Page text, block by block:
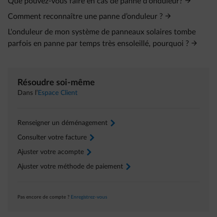
Comment reconnaître une panne d’onduleur ?
L'onduleur de mon système de panneaux solaires tombe
parfois en panne par temps très ensoleillé, pourquoi ?
Résoudre soi-même
Dans l’ Espace Client
Renseigner un déménagement arrow-right
Consulter votre facture arrow-right
Ajuster votre acompte arrow-right
Ajuster votre méthode de paiement arrow-right
Pas encore de compte ? Enregistrez-vous